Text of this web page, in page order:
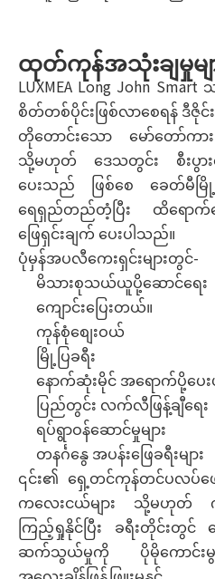
ထုတ်ကုန်အသုံးချမှုမျ
LUXMEA Long John
စိတ်တစ်ပိုင်းဖြစ်လာစေရန် ဒီ
တိုတောင်းသော မော်တော်ကား
သို့မဟုတ် ဒေသတွင်း စီးပွား
ပေးသည် ဖြစ်စေ ခေတ်မီမ
ရေရှည်တည်တံ့ပြီး ထိရော
ဖြေရှင်းချက် ပေးပါသည်။
ပုံမှန်အပလီကေးရှင်းများတွင်-
မိသားစုသယ်ယူပို့ဆောင်ရေး
ကျောင်းပြေးတယ်။
ကုန်စုံစျေးဝယ်
မြို့ပြခရီး
နောက်ဆုံးမိုင် အရောက်ပို့ပေ
ပြည်တွင်း လက်လီဖြန့်ချီရေး
ရပ်ရွာဝန်ဆောင်မှုများ
တနင်္ဂနွေ အပန်းဖြေခရီးများ
၎င်း၏ ရှေ့တင်ကုန်တင်ပလပ်ဖော
ကလေးငယ်များ သို့မဟုတ် ကု
ကြည့်ရှုနိုင်ပြီး ခရီးတိုင်းတွင်
ဆက်သွယ်မှုကို ပိုမိုကောင်းမွ